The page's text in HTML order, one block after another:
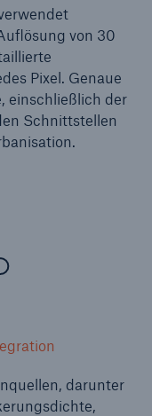
von 30
Pixel. Genaue
einschließlich der
Schnittstellen
darunter